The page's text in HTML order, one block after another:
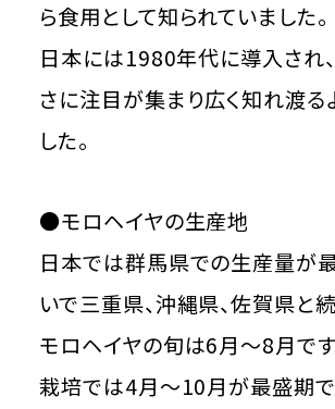
ら食用として知られていました。
日本には1980年代に導入され
さに注目が集まり広く知れ渡る
した。
●モロヘイヤの生産地
日本では群馬県での生産量が最
いで三重県、沖縄県、佐賀県と続
モロヘイヤの旬は6月～8月です
栽培では4月～10月が最盛期で